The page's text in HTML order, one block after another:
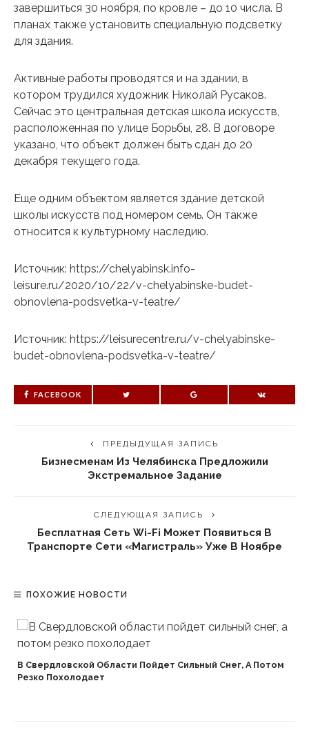
завершиться 30 ноября, по кровле – до 10 числа. В
планах также установить специальную подсветку
для здания.
Активные работы проводятся и на здании, в
котором трудился художник Николай Русаков.
Сейчас это центральная детская школа искусств,
расположенная по улице Борьбы, 28. В договоре
указано, что объект должен быть сдан до 20
декабря текущего года.
Еще одним объектом является здание детской
школы искусств под номером семь. Он также
относится к культурному наследию.
Источник: https://chelyabinsk.info-
leisure.ru/2020/10/22/v-chelyabinske-budet-
obnovlena-podsvetka-v-teatre/
Источник: https://leisurecentre.ru/v-chelyabinske-
budet-obnovlena-podsvetka-v-teatre/
FACEBOOK
ПРЕДЫДУЩАЯ ЗАПИСЬ
Бизнесменам Из Челябинска Предложили
Экстремальное Задание
СЛЕДУЮЩАЯ ЗАПИСЬ
Бесплатная Сеть Wi-Fi Может Появиться В
Транспорте Сети «Магистраль» Уже В Ноябре
ПОХОЖИЕ НОВОСТИ
В Свердловской Области Пойдет Сильный Снег, А Потом
Резко Похолодает